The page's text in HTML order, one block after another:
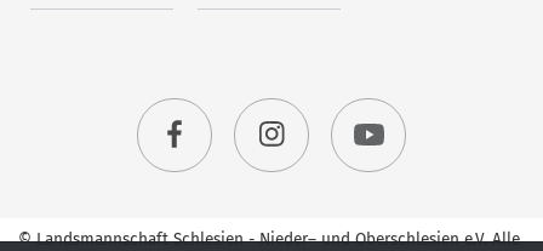
© Landsmannschaft Schlesien - Nieder– und Oberschlesien e.V. Alle